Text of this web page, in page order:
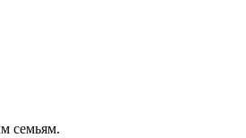
семьям.